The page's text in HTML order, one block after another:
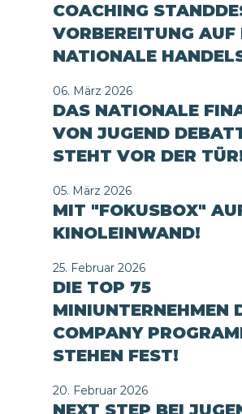
COACHING
VORBEREITUNG AUF
NATIONALE
06. März 2026
DAS NATIONALE
VON JUGEND
STEHT VOR DER
05. März 2026
MIT "FOKUSBOX"
KINOLEINWAND!
25. Februar 2026
DIE TOP 75
MINIUNTERNEHMEN
COMPANY
STEHEN FEST!
20. Februar 2026
NEXT STEP BEI